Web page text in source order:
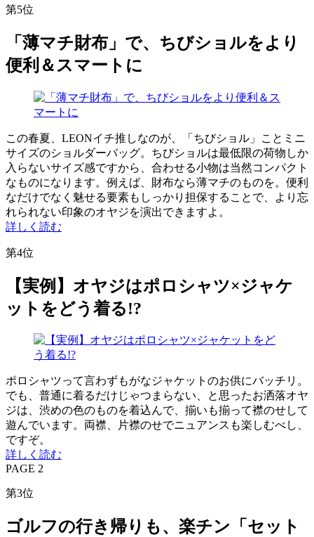
第5位
「薄マチ財布」で、ちびショルをより
便利＆スマートに
この春夏、LEONイチ推しなのが、「ちびショル」ことミニ
サイズのショルダーバッグ。ちびショルは最低限の荷物しか
入らないサイズ感ですから、合わせる小物は当然コンパクト
なものになります。例えば、財布なら薄マチのものを。便利
なだけでなく魅せる要素もしっかり担保することで、より忘
れられない印象のオヤジを演出できますよ。
詳しく読む
第4位
【実例】オヤジはポロシャツ×ジャケ
ットをどう着る!?
ポロシャツって言わずもがなジャケットのお供にバッチリ。
でも、普通に着るだけじゃつまらない、と思ったお洒落オヤ
ジは、渋めの色のものを着込んで、揃いも揃って襟のせして
遊んでいます。両襟、片襟のせでニュアンスも楽しむべし、
ですぞ。
詳しく読む
PAGE 2
第3位
ゴルフの行き帰りも、楽チン「セット